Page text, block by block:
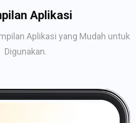
Aplikasi
Aplikasi yang Mudah untuk
Digunakan.